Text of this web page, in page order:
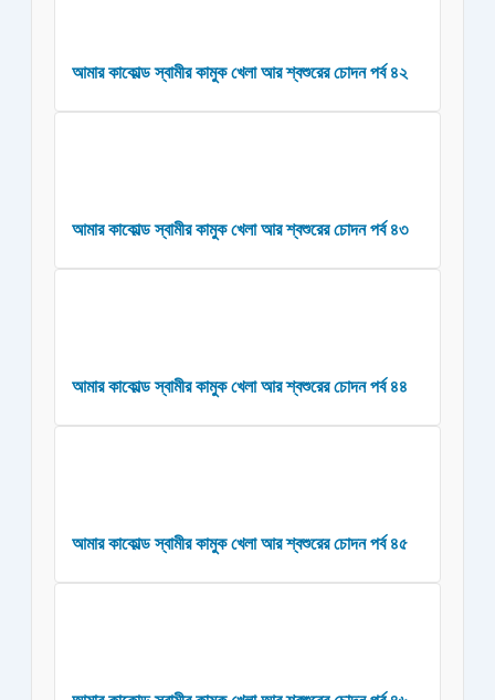
আমার কাকোল্ড স্বামীর কামুক খেলা আর শ্বশুরের চোদন পর্ব ৪২
আমার কাকোল্ড স্বামীর কামুক খেলা আর শ্বশুরের চোদন পর্ব ৪৩
আমার কাকোল্ড স্বামীর কামুক খেলা আর শ্বশুরের চোদন পর্ব ৪৪
আমার কাকোল্ড স্বামীর কামুক খেলা আর শ্বশুরের চোদন পর্ব ৪৫